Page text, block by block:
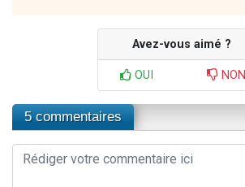
Avez-vous aimé ?
OUI NON
5 commentaires